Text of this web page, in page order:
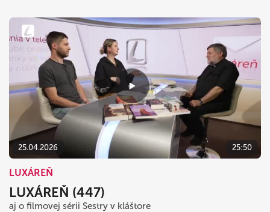
25.04.2026 25:50
LUXÁREŇ
LUXÁREŇ (447)
aj o filmovej sérii Sestry v kláštore